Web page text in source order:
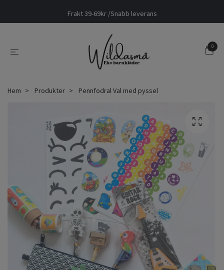
Frakt 39-69kr /Snabb leverans
0
Hem Produkter Pennfodral Val med pyssel